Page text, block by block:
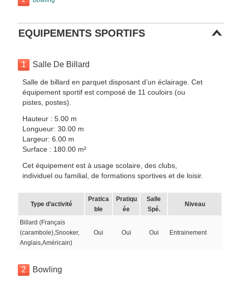
EQUIPEMENTS SPORTIFS
1 Salle De Billard
Salle de billard en parquet disposant d’un éclairage. Cet
équipement sportif est composé de 11 couloirs (ou
pistes, postes).
Hauteur : 5.00 m
Longueur: 30.00 m
Largeur: 6.00 m
Surface : 180.00 m²
Cet équipement est à usage scolaire, des clubs,
individuel ou familial, de formations sportives et de loisir.
Type d’activité
Pratica
ble
Pratiqu
ée
Salle
Spé.
Niveau
Billard (Français
(carambole),Snooker,
Anglais,Américain)
Oui Oui Oui Entrainement
2 Bowling